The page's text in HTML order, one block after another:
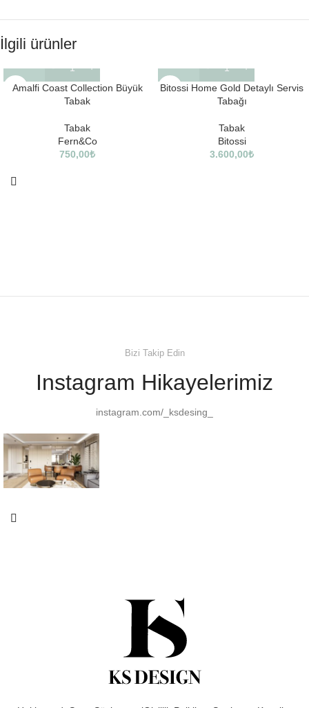
İlgili ürünler
Amalfi Coast Collection Büyük
Tabak
Tabak
Fern&Co
750,00₺
Bitossi Home Gold Detaylı Servis
Tabağı
Tabak
Bitossi
3.600,00₺
Bizi Takip Edin
Instagram Hikayelerimiz
instagram.com/_ksdesing_